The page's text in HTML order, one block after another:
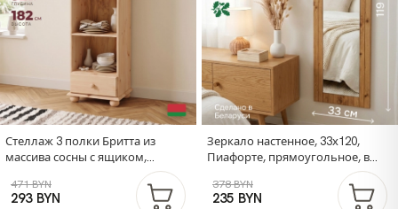
Стеллаж 3 полки Бритта из
массива сосны с ящиком,
40х32х182 см, в натуральной
отделке
471 BYN
293 BYN
Зеркало настенное, 33х120,
Пиафорте, прямоугольное, в
раме, коричневое, массив дуба,
Makosa
378 BYN
235 BYN